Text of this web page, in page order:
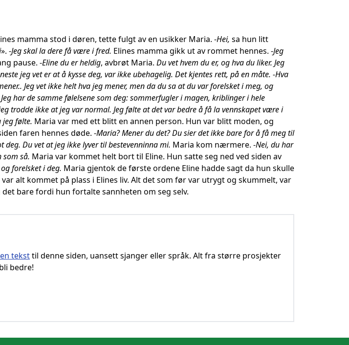
mamma stod i døren, tette fulgt av en usikker Maria. -Hei, sa hun litt
». -Jeg skal la dere få være i fred. Elines mamma gikk ut av rommet hennes. -Jeg
pause. -Eline du er heldig, avbrøt Maria. Du vet hvem du er, og hva du liker. Jeg
jeg vet er at å kysse deg, var ikke ubehagelig. Det kjentes rett, på en måte. -Hva
Jeg vet ikke helt hva jeg mener, men da du sa at du var forelsket i meg, og
har de samme følelsene som deg: sommerfugler i magen, kriblinger i hele
trodde ikke at jeg var normal. Jeg følte at det var bedre å få la vennskapet være i
jeg følte. Maria var med ett blitt en annen person. Hun var blitt moden, og
faren hennes døde. -Maria? Mener du det? Du sier det ikke bare for å få meg til
Du vet at jeg ikke lyver til bestevenninna mi. Maria kom nærmere. -Nei, du har
som så. Maria var kommet helt bort til Eline. Hun satte seg ned ved siden av
forelsket i deg. Maria gjentok de første ordene Eline hadde sagt da hun skulle
alt kommet på plass i Elines liv. Alt det som før var utrygt og skummelt, var
bare fordi hun fortalte sannheten om seg selv.
teksttil denne siden, uansett sjanger eller språk. Alt fra større prosjekter
bedre!